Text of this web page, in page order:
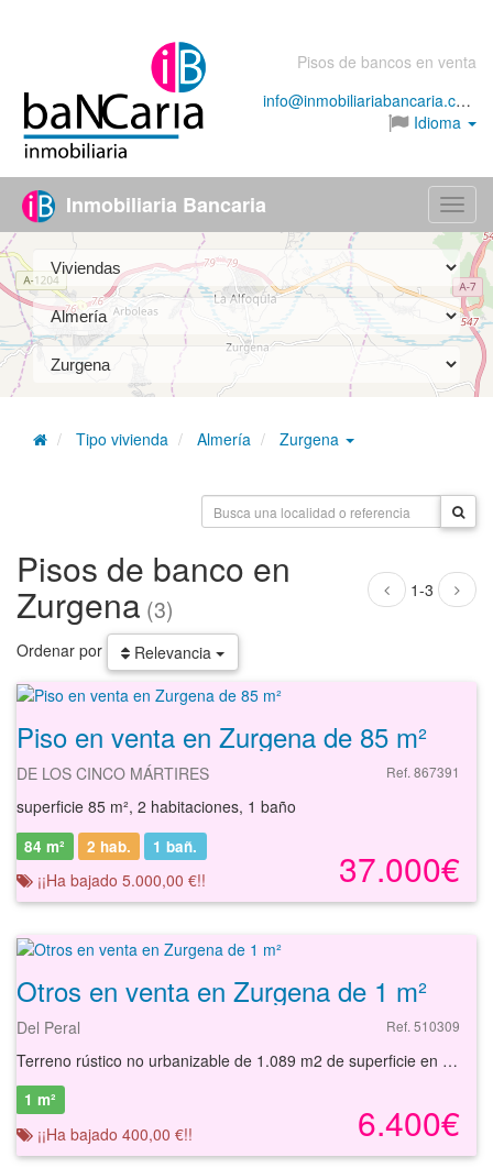
Pisos de bancos en venta
info@inmobiliariabancaria.com
Idioma
Menú
Inmobiliaria Bancaria
Tipo vivienda Almería Zurgena
1-3
Pisos de banco en
Zurgena (3)
Ordenar por Relevancia
Piso en venta en Zurgena de 85 m²
DE LOS CINCO MÁRTIRES Ref. 867391
superficie 85 m², 2 habitaciones, 1 baño
37.000€
84 m² 2 hab. 1 bañ.
¡¡Ha bajado 5.000,00 €!!
Otros en venta en Zurgena de 1 m²
Del Peral Ref. 510309
Terreno rústico no urbanizable de 1.089 m2 de superficie en Zurgena, próximo al Parque Los LLanos del PeralSolicite más información sin ningún tipo de compromiso.
6.400€
1 m²
¡¡Ha bajado 400,00 €!!